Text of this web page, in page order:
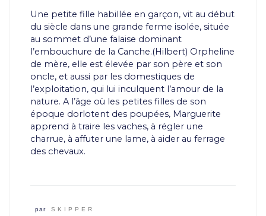
Une petite fille habillée en garçon, vit au début
du siècle dans une grande ferme isolée, située
au sommet d’une falaise dominant
l’embouchure de la Canche.(Hilbert) Orpheline
de mère, elle est élevée par son père et son
oncle, et aussi par les domestiques de
l’exploitation, qui lui inculquent l’amour de la
nature. A l’âge où les petites filles de son
époque dorlotent des poupées, Marguerite
apprend à traire les vaches, à régler une
charrue, à affuter une lame, à aider au ferrage
des chevaux.
par SKIPPER